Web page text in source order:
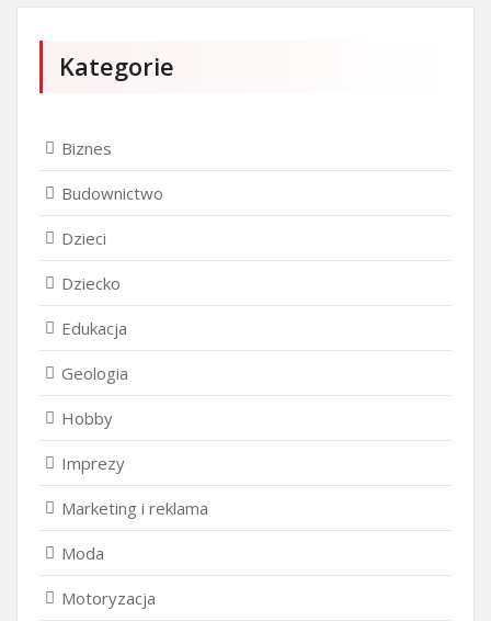
Kategorie
Biznes
Budownictwo
Dzieci
Dziecko
Edukacja
Geologia
Hobby
Imprezy
Marketing i reklama
Moda
Motoryzacja